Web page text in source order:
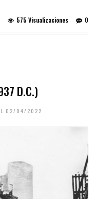
0
575 Visualizaciones
D.C.)
02/04/2022